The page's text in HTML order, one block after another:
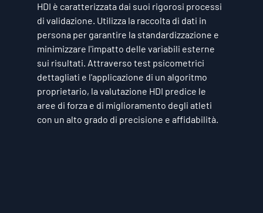
HDI è caratterizzata dai suoi rigorosi processi
di validazione. Utilizza la raccolta di dati in
persona per garantire la standardizzazione e
minimizzare l'impatto delle variabili esterne
sui risultati. Attraverso test psicometrici
dettagliati e l'applicazione di un algoritmo
proprietario, la valutazione HDI predice le
aree di forza e di miglioramento degli atleti
con un alto grado di precisione e affidabilità.